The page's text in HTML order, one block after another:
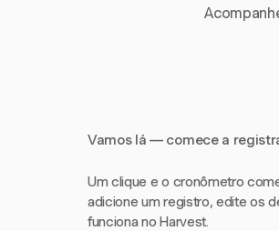
Vamos lá — comece a
Um clique e o cronômetro
adicione um registro, edite os
funciona no Harvest.